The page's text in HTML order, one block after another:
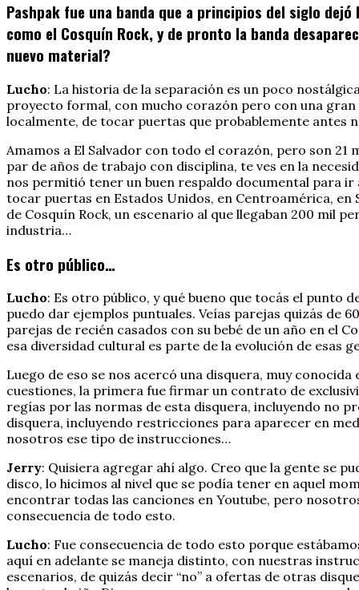
Pashpak fue una banda que a principios del siglo
como el Cosquín Rock, y de pronto la banda
nuevo material?
Lucho: La historia de la separación es un poco
proyecto formal, con mucho corazón pero con una
localmente, de tocar puertas que probablemente antes
Amamos a El Salvador con todo el corazón, pero son
par de años de trabajo con disciplina, te ves en la
nos permitió tener un buen respaldo documental para ir
tocar puertas en Estados Unidos, en Centroamérica,
de Cosquín Rock, un escenario al que llegaban 200 mil
industria…
Es otro público…
Lucho: Es otro público, y qué bueno que tocás el punto
puedo dar ejemplos puntuales. Veías parejas quizás de
parejas de recién casados con su bebé de un año en el
esa diversidad cultural es parte de la evolución de esas
Luego de eso se nos acercó una disquera, muy conocida
cuestiones, la primera fue firmar un contrato de
regías por las normas de esta disquera, incluyendo no
disquera, incluyendo restricciones para aparecer en
nosotros ese tipo de instrucciones…
Jerry: Quisiera agregar ahí algo. Creo que la gente se
disco, lo hicimos al nivel que se podía tener en aquel
encontrar todas las canciones en Youtube, pero
consecuencia de todo esto.
Lucho: Fue consecuencia de todo esto porque
aquí en adelante se maneja distinto, con nuestras
escenarios, de quizás decir “no” a ofertas de otras